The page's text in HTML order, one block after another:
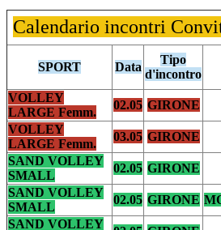
Calendario incontri
SPORT Data
Tipo
d'incontro
VOLLEY
LARGE Femm.
02.05 GIRONE
VOLLEY
LARGE Femm.
03.05 GIRONE
SAND VOLLEY
SMALL
02.05 GIRONE
SAND VOLLEY
SMALL
02.05 GIRONE
SAND VOLLEY